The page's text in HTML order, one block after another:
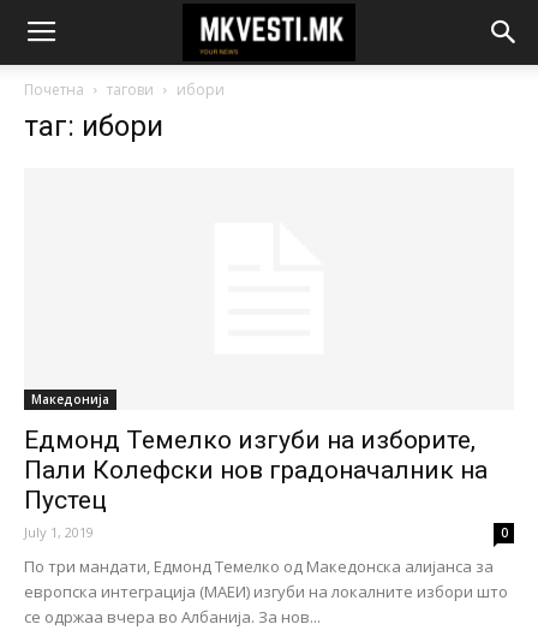
Почетна тагови ибори
таг: ибори
Македонија
Едмонд Темелко изгуби на изборите,
Пали Колефски нов градоначалник на
Пустец
July 1, 2019 0
По три мандати, Едмонд Темелко од Македонска алијанса за
европска интеграција (МАЕИ) изгуби на локалните избори што
се одржаа вчера во Албанија. За нов...